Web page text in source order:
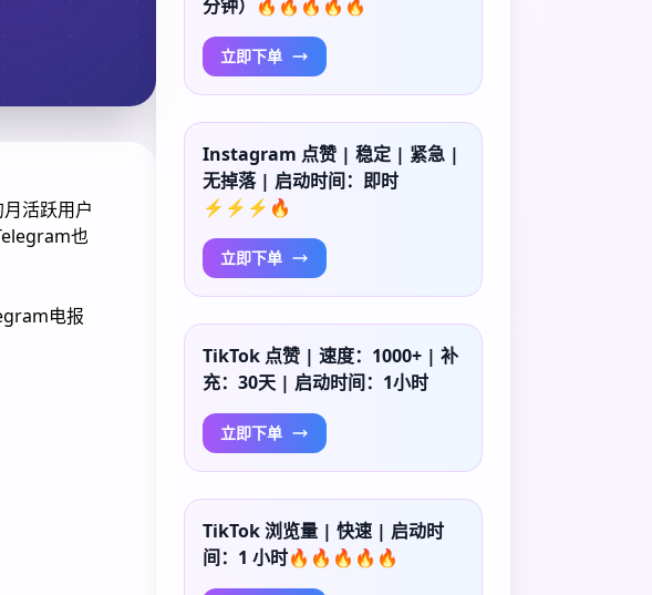
活跃用户
也
电报
分钟）🔥🔥🔥🔥🔥
立即下单
Instagram 点赞 | 稳定 | 紧急 |
无掉落 | 启动时间：即时
⚡⚡⚡🔥
立即下单
TikTok 点赞 | 速度：1000+ | 补
充：30天 | 启动时间：1小时
立即下单
TikTok 浏览量 | 快速 | 启动时
间：1 小时🔥🔥🔥🔥🔥